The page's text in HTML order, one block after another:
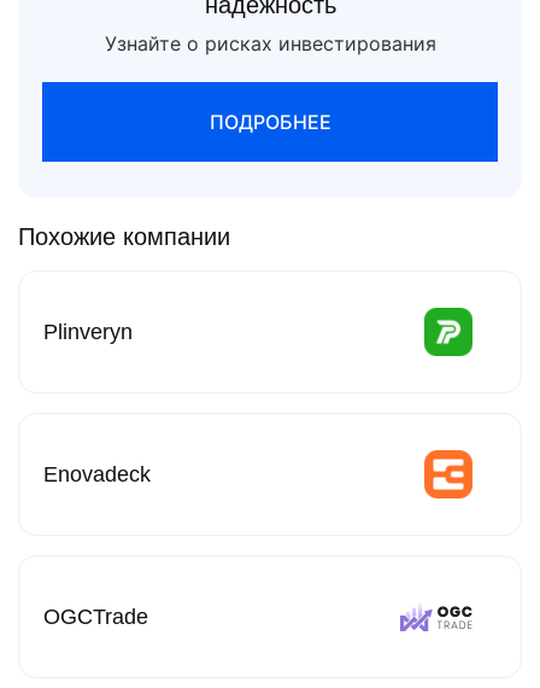
Узнайте о рисках инвестирования
ПОДРОБНЕЕ
Похожие компании
Plinveryn
Enovadeck
OGCTrade